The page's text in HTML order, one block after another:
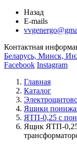
Назад
E-mails
Контактная
Беларусь, Минск,
Facebook Instagram
Главная
Каталог
Ящики
ЯТП-0,25 с
Ящик ЯТП-